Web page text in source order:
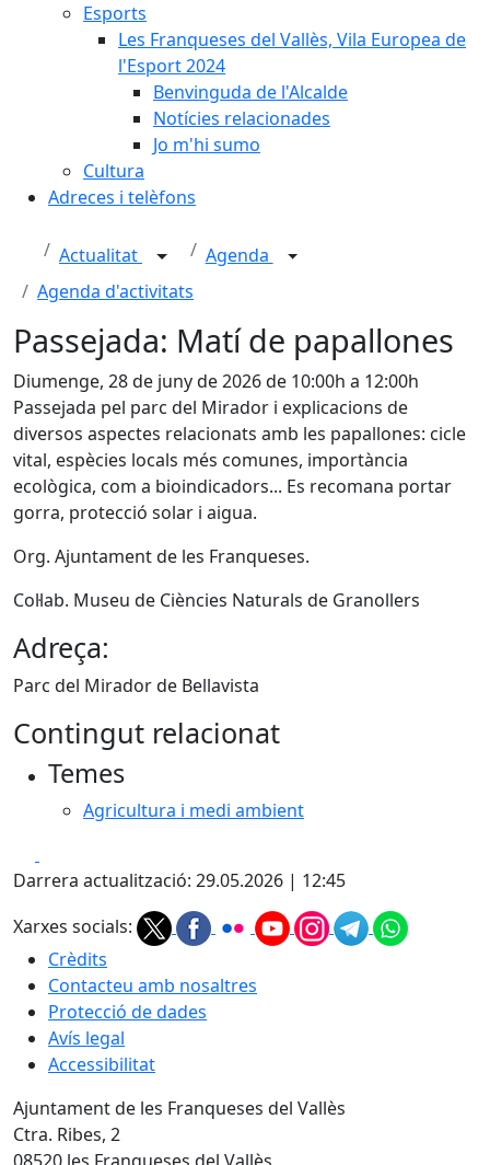
Esports
Les Franqueses del Vallès, Vila Europea de
l'Esport 2024
Benvinguda de l'Alcalde
Notícies relacionades
Jo m'hi sumo
Cultura
Adreces i telèfons
Actualitat
Agenda
Agenda d'activitats
Passejada: Matí de papallones
Diumenge, 28 de juny de 2026 de 10:00h a 12:00h
Passejada pel parc del Mirador i explicacions de
diversos aspectes relacionats amb les papallones: cicle
vital, espècies locals més comunes, importància
ecològica, com a bioindicadors... Es recomana portar
gorra, protecció solar i aigua.
Org. Ajuntament de les Franqueses.
Col·lab. Museu de Ciències Naturals de Granollers
Adreça:
Parc del Mirador de Bellavista
Contingut relacionat
Temes
Agricultura i medi ambient
Darrera actualització: 29.05.2026 | 12:45
Xarxes socials:
Crèdits
Contacteu amb nosaltres
Protecció de dades
Avís legal
Accessibilitat
Ajuntament de les Franqueses del Vallès
Ctra. Ribes, 2